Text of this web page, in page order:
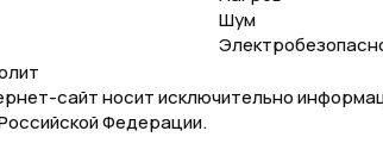
Шум
сайт носит исключительно
Федерации.